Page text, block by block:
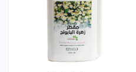
مما يجعله من أكثر النباتات
الطبيعي
من التقطير البخاري دون أية